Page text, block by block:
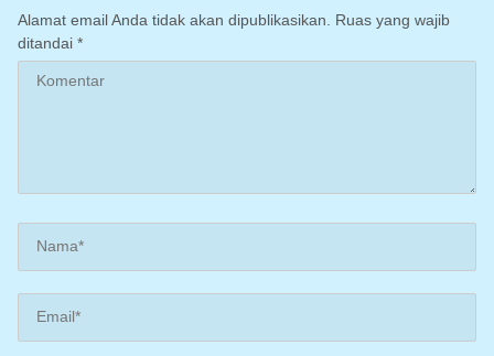
Alamat email Anda tidak akan dipublikasikan.
Ruas yang wajib
ditandai *